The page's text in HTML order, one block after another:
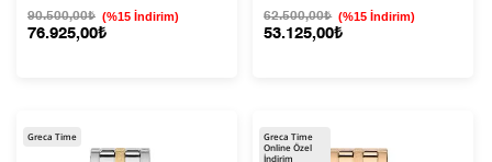
90.500,00₺ (%15 İndirim)
76.925,00₺
62.500,00₺ (%15 İndirim)
53.125,00₺
Greca Time
Greca Time
Online Özel
İndirim